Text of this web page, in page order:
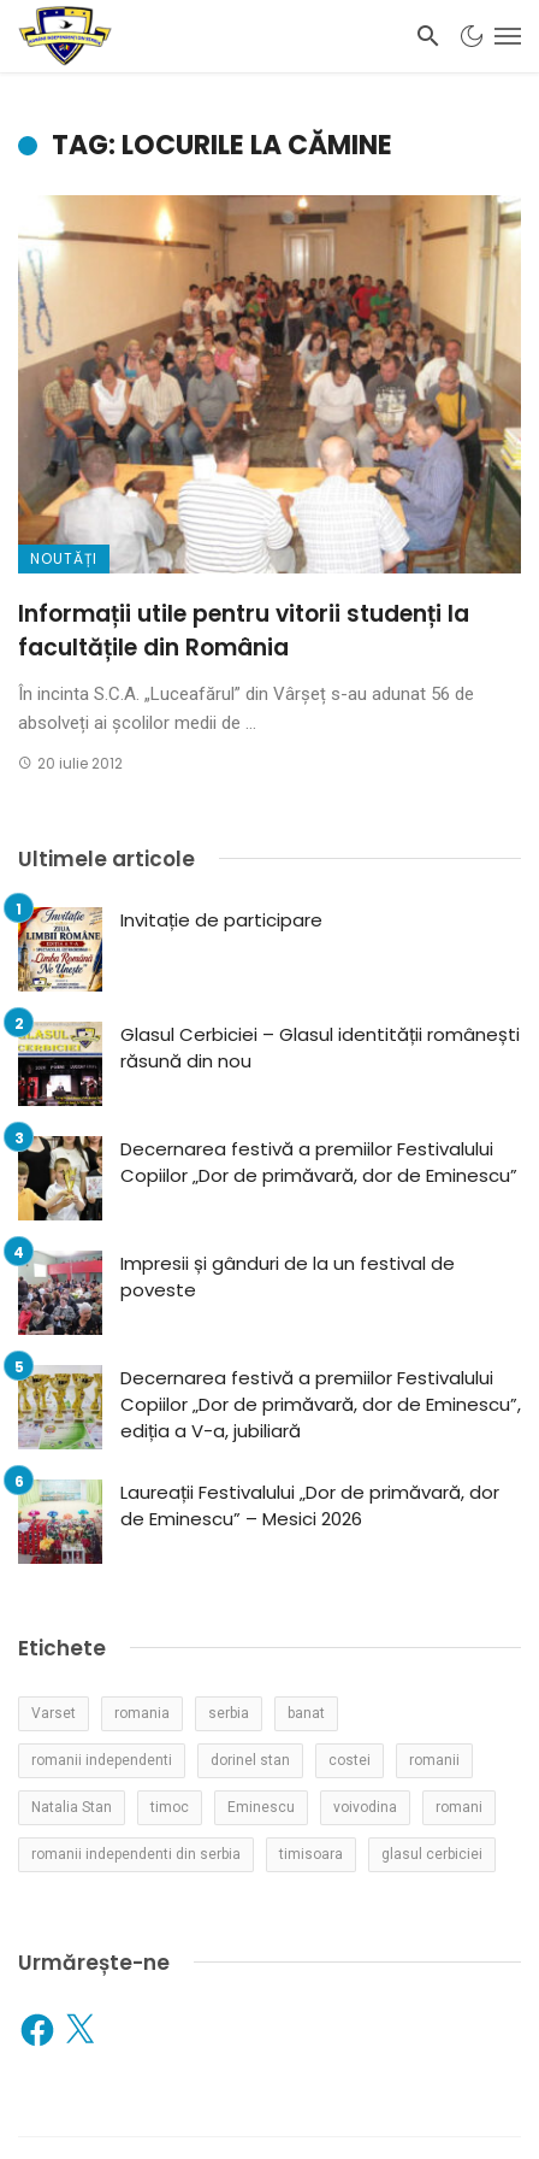
TAG: LOCURILE LA CĂMINE
NOUTĂȚI
Informații utile pentru vitorii studenți la
facultățile din România
În incinta S.C.A. „Luceafărul” din Vârșeț s-au adunat 56 de
absolveți ai școlilor medii de ...
20 iulie 2012
Ultimele articole
Invitație de participare
Glasul Cerbiciei – Glasul identității românești
răsună din nou
Decernarea festivă a premiilor Festivalului
Copiilor „Dor de primăvară, dor de Eminescu”
Impresii și gânduri de la un festival de
poveste
Decernarea festivă a premiilor Festivalului
Copiilor „Dor de primăvară, dor de Eminescu”,
ediția a V-a, jubiliară
Laureații Festivalului „Dor de primăvară, dor
de Eminescu” – Mesici 2026
Etichete
Varset romania serbia banat
romanii independenti dorinel stan costei romanii
Natalia Stan timoc Eminescu voivodina romani
romanii independenti din serbia timisoara glasul cerbiciei
Urmărește-ne
Facebook
X